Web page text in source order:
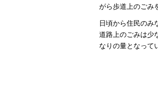
がら歩道上のごみ
日頃から住民のみ
道路上のごみは少
なりの量となって